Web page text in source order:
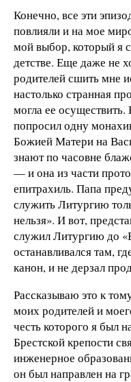
Конечно, все эти
повлияли и на мое
мой выбор, который я
детстве. Еще даже не
родителей сшить мне
настолько странная
могла ее
попросил одну
Божией Матери на
знают по часовне
— и она из части
епитрахиль. Папа
служить Литургию
нельзя». И вот,
служил Литургию до
останавливался там,
канон, и не дерзал
Рассказываю это к
моих родителей и
честь которого я был
Брестской крепости
инженерное
он был направлен на